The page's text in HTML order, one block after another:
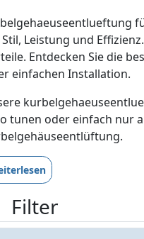
Leistung und
Entdecken Sie die
einfachen Installation.
tunen oder einfach nur
Filter